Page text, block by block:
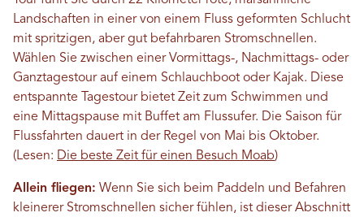
Landschaften in einer von einem Fluss geformten Schlucht
mit spritzigen, aber gut befahrbaren Stromschnellen.
Wählen Sie zwischen einer Vormittags-, Nachmittags- oder
Ganztagestour auf einem Schlauchboot oder Kajak. Diese
entspannte Tagestour bietet Zeit zum Schwimmen und
eine Mittagspause mit Buffet am Flussufer. Die Saison für
Flussfahrten dauert in der Regel von Mai bis Oktober.
(Lesen: Die beste Zeit für einen Besuch Moab)
Allein fliegen: Wenn Sie sich beim Paddeln und Befahren
kleinerer Stromschnellen sicher fühlen, ist dieser Abschnitt